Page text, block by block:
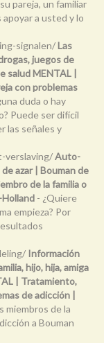
pareja, un familiar
apoyar a usted y lo
signalen/Las
juegos de
salud MENTAL |
con problemas
duda o hay
Puede ser difícil
las señales y
verslaving/Auto-
azar | Bouman de
de la familia o
Holland - ¿Quiere
empieza? Por
Información
hijo, hija, amiga
| Tratamiento,
de adicción |
miembros de la
a Bouman